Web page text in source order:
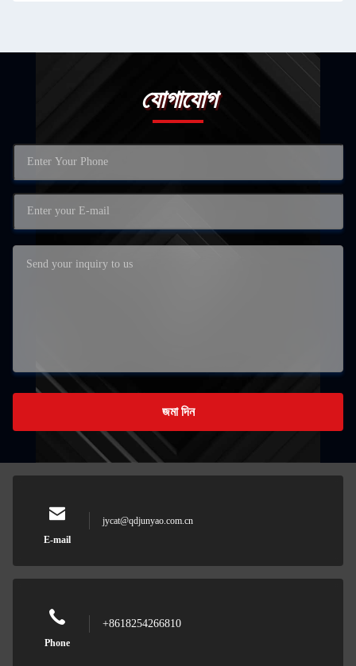
যোগাযোগ
জমা দিন
E-mail
jycat@qdjunyao.com.cn
Phone
+8618254266810